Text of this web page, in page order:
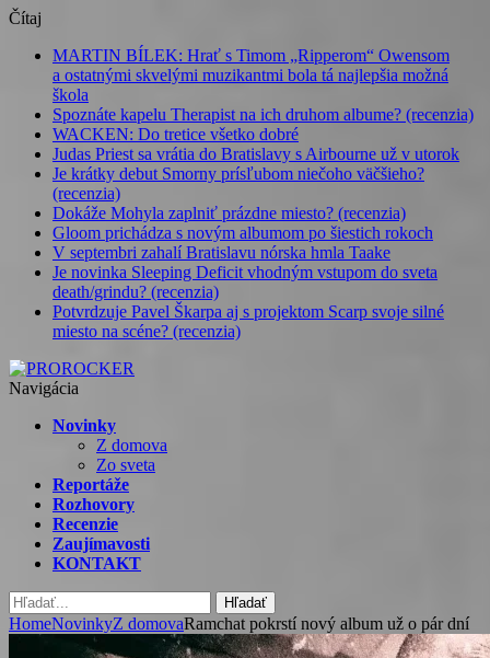
Čítaj
MARTIN BÍLEK: Hrať s Timom „Ripperom“ Owensom
a ostatnými skvelými muzikantmi bola tá najlepšia možná
škola
Spoznáte kapelu Therapist na ich druhom albume? (recenzia)
WACKEN: Do tretice všetko dobré
Judas Priest sa vrátia do Bratislavy s Airbourne už v utorok
Je krátky debut Smorny prísľubom niečoho väčšieho?
(recenzia)
Dokáže Mohyla zaplniť prázdne miesto? (recenzia)
Gloom prichádza s novým albumom po šiestich rokoch
V septembri zahalí Bratislavu nórska hmla Taake
Je novinka Sleeping Deficit vhodným vstupom do sveta
death/grindu? (recenzia)
Potvrdzuje Pavel Škarpa aj s projektom Scarp svoje silné
miesto na scéne? (recenzia)
Navigácia
Novinky
Z domova
Zo sveta
Reportáže
Rozhovory
Recenzie
Zaujímavosti
KONTAKT
Hľadať
HomeNovinkyZ domovaRamchat pokrstí nový album už o pár dní